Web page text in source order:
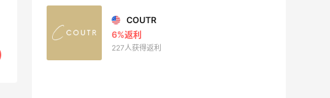
COUTR
6%返利
227人获得返利